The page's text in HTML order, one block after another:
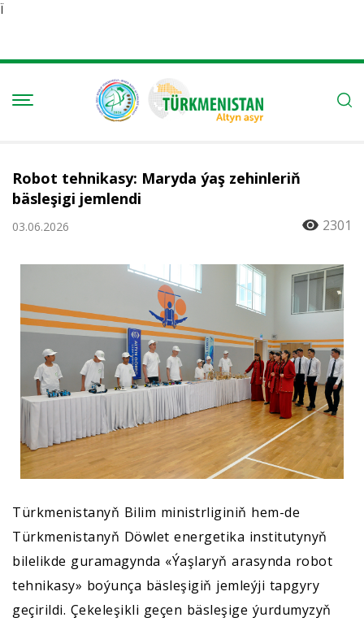
Ï
Robot tehnikasy: Maryda ýaş zehinleriň
bäsleşigi jemlendi
03.06.2026 2301
Türkmenistanyň Bilim ministrliginiň hem-de
Türkmenistanyň Döwlet energetika institutynyň
bilelikde guramagynda «Ýaşlaryň arasynda robot
tehnikasy» boýunça bäsleşigiň jemleýji tapgyry
geçirildi. Çekeleşikli geçen bäsleşige ýurdumyzyň